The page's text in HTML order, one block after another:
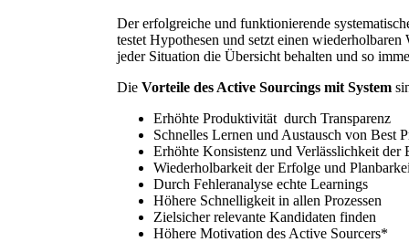
Der erfolgreiche und funktionierende
testet Hypothesen und setzt einen
jeder Situation die Übersicht behalten und so
Die Vorteile des Active Sourcings mit System
Erhöhte Produktivität durch Transparenz
Schnelles Lernen und Austausch von Best
Erhöhte Konsistenz und Verlässlichkeit der
Wiederholbarkeit der Erfolge und
Durch Fehleranalyse echte Learnings
Höhere Schnelligkeit in allen Prozessen
Zielsicher relevante Kandidaten finden
Höhere Motivation des Active Sourcers*